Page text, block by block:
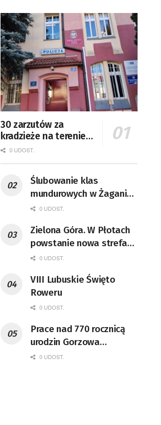
30 zarzutów za
kradzieże na terenie
Żar0 UDOST.
Ślubowanie klas
mundurowych w Żaganiu
[ZDJĘCIA]
0 UDOST.
Zielona Góra. W Płotach
powstanie nowa strefa
przemysłowa
0 UDOST.
VIII Lubuskie Święto
Roweru
0 UDOST.
Prace nad 770 rocznicą
urodzin Gorzowa
rozpoczęte
0 UDOST.